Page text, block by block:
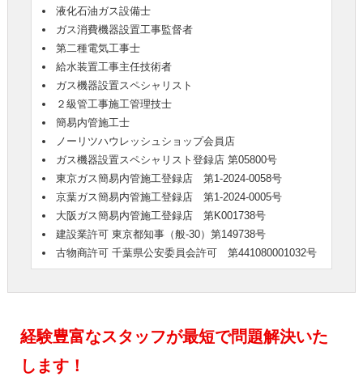
液化石油ガス設備士
ガス消費機器設置工事監督者
第二種電気工事士
給水装置工事主任技術者
ガス機器設置スペシャリスト
２級管工事施工管理技士
簡易内管施工士
ノーリツハウレッシュショップ会員店
ガス機器設置スペシャリスト登録店 第05800号
東京ガス簡易内管施工登録店 第1-2024-0058号
京葉ガス簡易内管施工登録店 第1-2024-0005号
大阪ガス簡易内管施工登録店 第K001738号
建設業許可 東京都知事（般-30）第149738号
古物商許可 千葉県公安委員会許可 第441080001032号
経験豊富なスタッフが最短で問題解決いた
します！